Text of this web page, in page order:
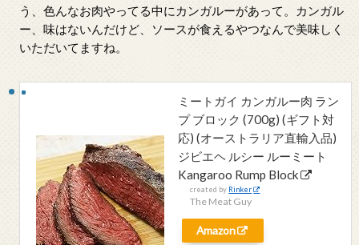
う、色んなお肉やってる中にカンガルーがあって。カンガル
ー、味はないんだけど、ソースが食えるやつなんで美味しく
いただいてますね。
ミートガイ カンガルー肉 ラン
プ ブロック (700g) (ギフト対
応) (オーストラリア直輸入品)
ジビエヘ ルシー ルーミート
Kangaroo Rump Block
created by Rinker
The Meat Guy
Amazon